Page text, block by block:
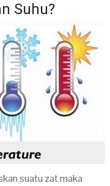
Suhu?
suatu zat maka